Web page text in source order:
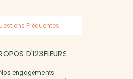
Fréquentes
D'123FLEURS
Nos engagements